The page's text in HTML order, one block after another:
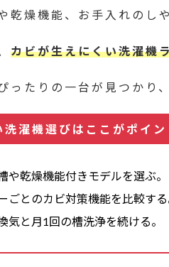
乾燥機能、お手入れのし
カビが生えにくい洗濯機
ったりの一台が見つかり
洗濯機選びはここがポイン
や乾燥機能付きモデルを選ぶ。
ごとのカビ対策機能を比較する
気と月1回の槽洗浄を続ける。